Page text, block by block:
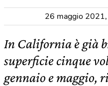
26 maggio 2021,
In California è già
superficie cinque
gennaio e maggio,